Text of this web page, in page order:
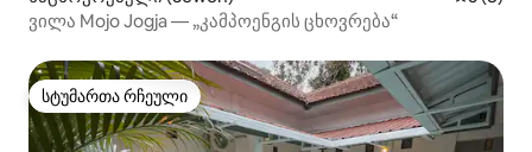
ვილა Mojo Jogja — „კამპოენგის ცხოვრება“
სტუმართა რჩეული
სტუმართა რჩეული